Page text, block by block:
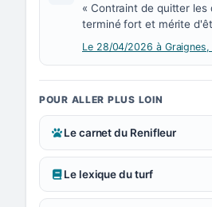
« Contraint de quitter les
terminé fort et mérite
Le 28/04/2026 à
POUR ALLER PLUS LOIN
Le carnet du Renifleur
Le lexique du turf